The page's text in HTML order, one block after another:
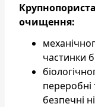
очищення:
частинки
переробні
безпечні